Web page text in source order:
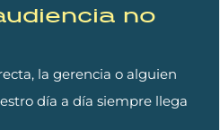
no
la gerencia o alguien
día a día siempre llega